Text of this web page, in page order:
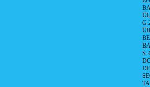
G
S-